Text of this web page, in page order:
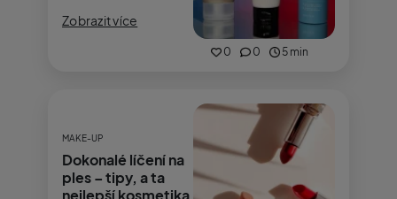
0 0 5 min
Zobrazit více
MAKE-UP
Dokonalé líčení na
ples – tipy, a ta
nejlepší kosmetika